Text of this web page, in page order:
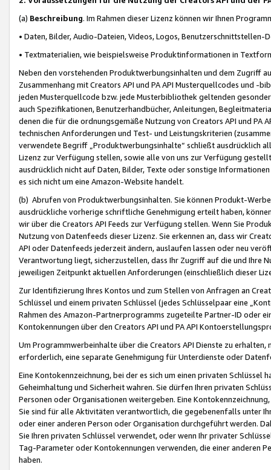
(a) Beschreibung. Im Rahmen dieser Lizenz können wir Ihnen
• Daten, Bilder, Audio-Dateien, Videos, Logos, Benutzerschnittstellen-
• Textmaterialien, wie beispielsweise Produktinformationen in
Neben den vorstehenden Produktwerbungsinhalten und dem Zugriff
Zusammenhang mit Creators API und PA API Musterquellcodes und
jeden Musterquellcode bzw. jede Musterbibliothek geltenden
auch Spezifikationen, Benutzerhandbücher, Anleitungen,
denen die für die ordnungsgemäße Nutzung von Creators API und PA
technischen Anforderungen und Test- und Leistungskriterien
verwendete Begriff „Produktwerbungsinhalte“ schließt ausdrücklich
Lizenz zur Verfügung stellen, sowie alle von uns zur Verfügung
ausdrücklich nicht auf Daten, Bilder, Texte oder sonstige
es sich nicht um eine Amazon-Website handelt.
(b) Abrufen von Produktwerbungsinhalten. Sie können Produkt-
ausdrückliche vorherige schriftliche Genehmigung erteilt haben,
wir über die Creators API Feeds zur Verfügung stellen. Wenn Sie
Nutzung von Datenfeeds dieser Lizenz. Sie erkennen an, dass wir
API oder Datenfeeds jederzeit ändern, auslaufen lassen oder neu
Verantwortung liegt, sicherzustellen, dass Ihr Zugriff auf die und Ihre
jeweiligen Zeitpunkt aktuellen Anforderungen (einschließlich dieser
Zur Identifizierung Ihres Kontos und zum Stellen von Anfragen an
Schlüssel und einem privaten Schlüssel (jedes Schlüsselpaar eine
Rahmen des Amazon-Partnerprogramms zugeteilte Partner-ID oder
Kontokennungen über den Creators API und PA API
Um Programmwerbeinhalte über die Creators API Dienste zu
erforderlich, eine separate Genehmigung für Unterdienste oder
Eine Kontokennzeichnung, bei der es sich um einen privaten
Geheimhaltung und Sicherheit wahren. Sie dürfen Ihren privaten
Personen oder Organisationen weitergeben. Eine
Sie sind für alle Aktivitäten verantwortlich, die gegebenenfalls unter
oder einer anderen Person oder Organisation durchgeführt werden.
Sie Ihren privaten Schlüssel verwendet, oder wenn Ihr privater
Tag-Parameter oder Kontokennungen verwenden, die einer anderen
haben.